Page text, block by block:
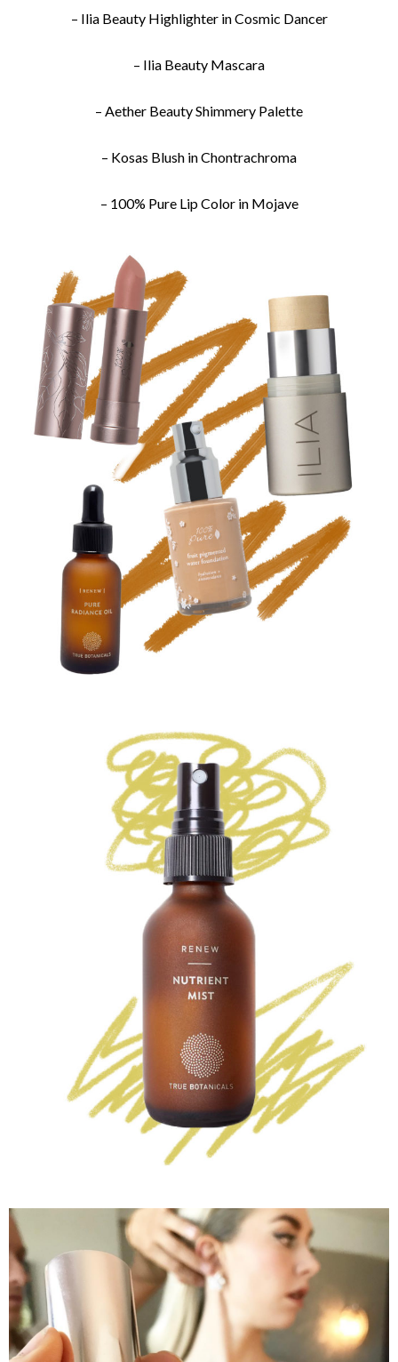
– Ilia Beauty Highlighter in Cosmic Dancer
– Ilia Beauty Mascara
– Aether Beauty Shimmery Palette
– Kosas Blush in Chontrachroma
– 100% Pure Lip Color in Mojave